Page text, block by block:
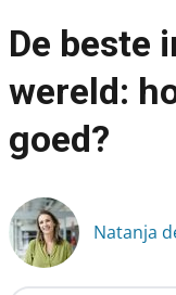
Marketing
›
De beste intranetten
De beste
wereld:
goed?
Natanja